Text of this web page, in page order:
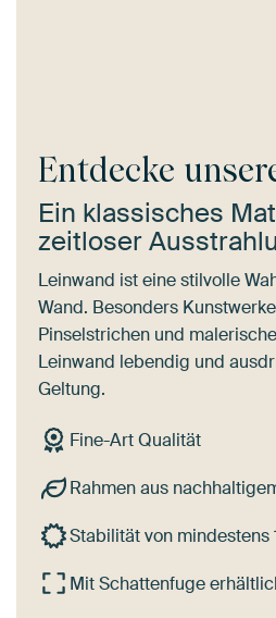
Entdecke
Ein klassisches
zeitloser
Leinwand ist eine stilvolle
Wand. Besonders
Pinselstrichen und
Leinwand lebendig und
Geltung.
Fine-Art Qualität
Rahmen aus
Stabilität von mindestens
Mit Schattenfuge